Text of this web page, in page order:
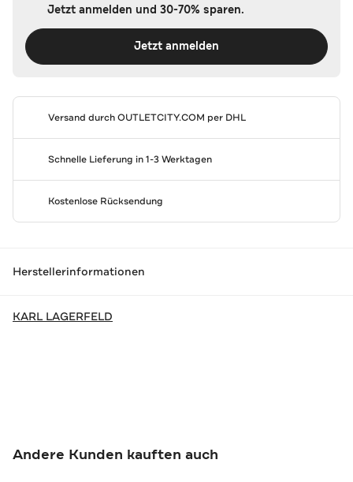
Jetzt anmelden und 30-70% sparen.
Jetzt anmelden
Versand durchOUTLETCITY.COM per DHL
Schnelle Lieferung in 1-3 Werktagen
Kostenlose Rücksendung
Herstellerinformationen
KARL LAGERFELD
Andere Kunden kauften auch